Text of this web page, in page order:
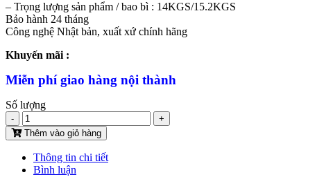
– Trọng lượng sản phẩm / bao bì : 14KGS/15.2KGS
Bảo hành 24 tháng
Công nghệ Nhật bản, xuất xứ chính hãng
Khuyến mãi :
Miễn phí giao hàng nội thành
Số lượng
-
+
Thêm vào giỏ hàng
Thông tin chi tiết
Bình luận